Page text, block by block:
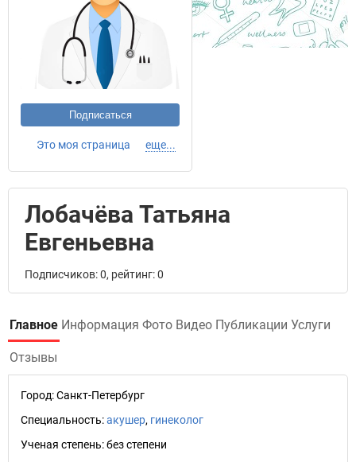
Подписаться
Это моя страница еще...
Лобачёва Татьяна
Евгеньевна
Подписчиков: 0, рейтинг: 0
Главное Информация Фото Видео Публикации Услуги
Отзывы
Город:Санкт-Петербург
Специальность:акушер, гинеколог
Ученая степень:без степени